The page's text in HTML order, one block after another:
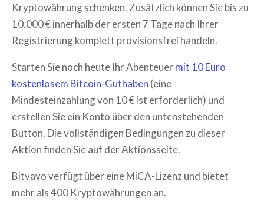
Kryptowährung schenken. Zusätzlich können Sie bis zu
10.000 € innerhalb der ersten 7 Tage nach Ihrer
Registrierung komplett provisionsfrei handeln.
Starten Sie noch heute Ihr Abenteuermit 10 Euro
kostenlosem Bitcoin-Guthaben (eine
Mindesteinzahlung von 10 € ist erforderlich) und
erstellen Sie ein Konto über den untenstehenden
Button. Die vollständigen Bedingungen zu dieser
Aktion finden Sie auf der Aktionsseite.
Bitvavo verfügt über eine MiCA-Lizenz und bietet
mehr als 400 Kryptowährungen an.